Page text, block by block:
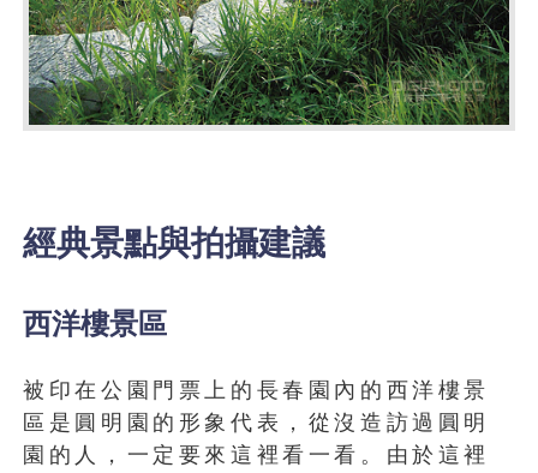
經典景點與拍攝建議
西洋樓景區
被印在公園門票上的長春園內的西洋樓景
區是圓明園的形象代表，從沒造訪過圓明
園的人，一定要來這裡看一看。由於這裡